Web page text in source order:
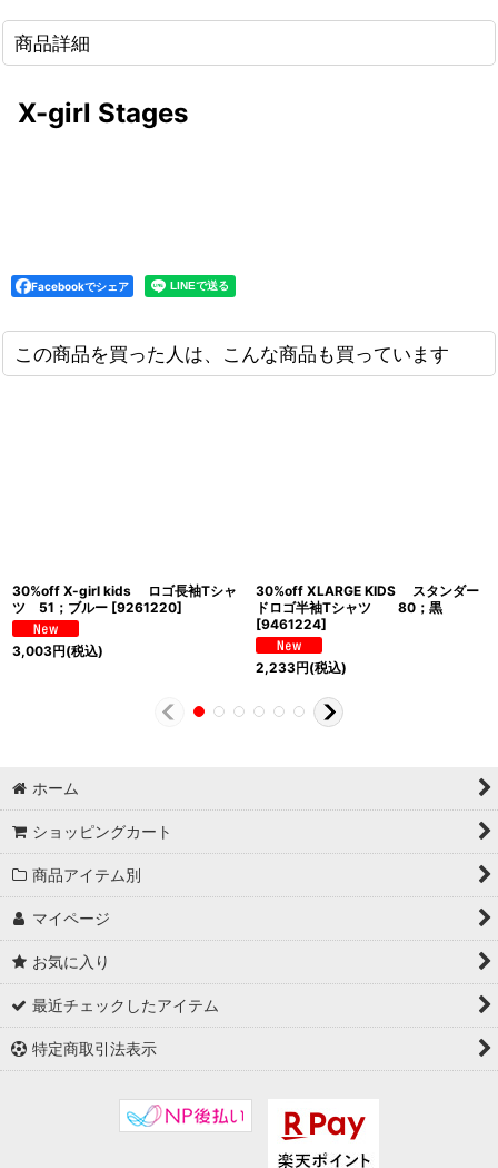
商品詳細
X-girl Stages
Facebookでシェア
この商品を買った人は、こんな商品も買っています
30%off X-girl kids ロゴ長袖Tシャ
ツ 51；ブルー [9261220]
3,003円(税込)
30%off XLARGE KIDS スタンダー
ドロゴ半袖Tシャツ 80；黒
[9461224]
2,233円(税込)
ホーム
ショッピングカート
商品アイテム別
マイページ
お気に入り
最近チェックしたアイテム
特定商取引法表示